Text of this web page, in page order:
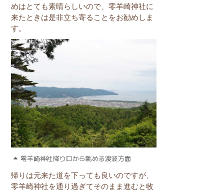
めはとても素晴らしいので、零羊崎神社に
来たときは是非立ち寄ることをお勧めしま
す。
零羊崎神社降り口から眺める渡波方面
帰りは元来た道を下っても良いのですが、
零羊崎神社を通り過ぎてそのまま進むと牧